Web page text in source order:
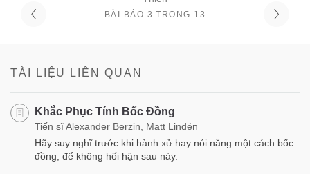
BÀI BÁO 3 TRONG 13
TÀI LIỆU LIÊN QUAN
Khắc Phục Tính Bốc Đồng
Tiến sĩ Alexander Berzin, Matt Lindén
Hãy suy nghĩ trước khi hành xử hay nói năng một cách bốc
đồng, để không hối hận sau này.